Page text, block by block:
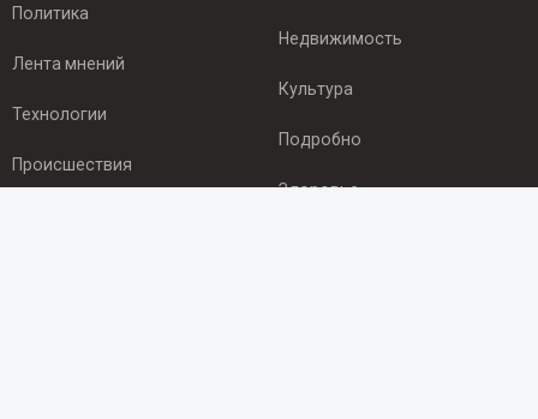
Политика
Лента мнений
Технологии
Происшествия
Недвижимость
Культура
Подробно
Здоровье